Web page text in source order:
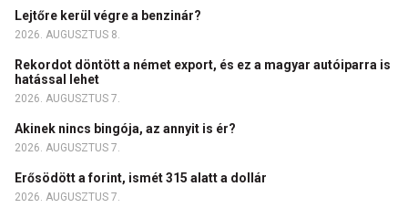
Lejtőre kerül végre a benzinár?
2026. AUGUSZTUS 8.
Rekordot döntött a német export, és ez a magyar autóiparra is
hatással lehet
2026. AUGUSZTUS 7.
Akinek nincs bingója, az annyit is ér?
2026. AUGUSZTUS 7.
Erősödött a forint, ismét 315 alatt a dollár
2026. AUGUSZTUS 7.